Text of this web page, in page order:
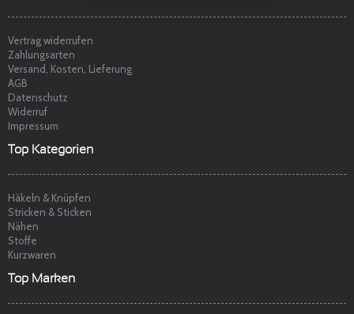
Marina S.am22.04.2014
Vertrag widerrufen
Zahlungsarten
Versand, Kosten, Lieferung
AGB
Datenschutz
Widerruf
Impressum
Top Kategorien
Häkeln & Knüpfen
Stricken & Sticken
Nähen
Stoffe
Kurzwaren
Top Marken